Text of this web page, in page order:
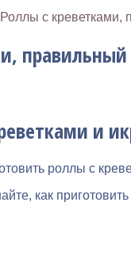
Роллы с креветками,
и
роллы с
как приготовить